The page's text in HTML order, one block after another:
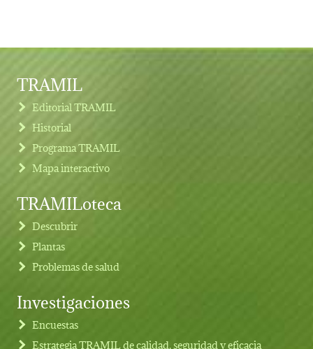
Footer menu
TRAMIL
Editorial TRAMIL
Historial
Programa TRAMIL
Mapa interactivo
TRAMILoteca
Descubrir
Plantas
Problemas de salud
Investigaciones
Encuestas
Estrategia TRAMIL de calidad, seguridad y eficacia